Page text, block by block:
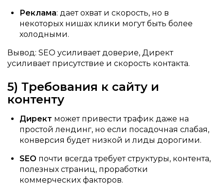
Реклама: дает охват и скорость, но в
некоторых нишах клики могут быть более
холодными.
Вывод: SEO усиливает доверие, Директ
усиливает присутствие и скорость контакта.
5) Требования к сайту и
контенту
Директ может привести трафик даже на
простой лендинг, но если посадочная слабая,
конверсия будет низкой и лиды дорогими.
SEO почти всегда требует структуры, контента,
полезных страниц, проработки
коммерческих факторов.